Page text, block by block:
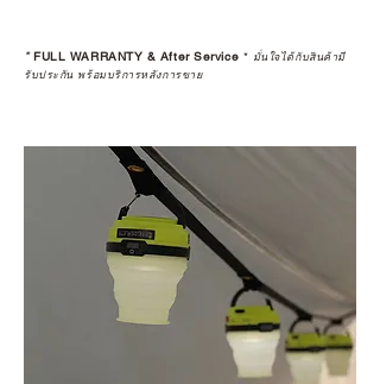
*FULL WARRANTY & After Service * มั่นใจได้กับสินค้ามี
รับประกัน พร้อมบริการหลังการขาย